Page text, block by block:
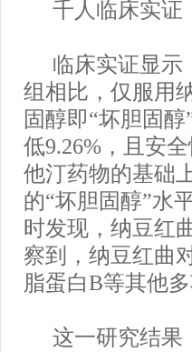
千人临床实证
临床实证显示
组相比，仅服用
固醇即“坏胆固
低9.26%，且安
他汀药物的基础
的“坏胆固醇”水
时发现，纳豆红
察到，纳豆红曲
脂蛋白B等其他
这一研究结果